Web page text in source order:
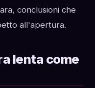
conclusioni che
all'apertura.
lenta come